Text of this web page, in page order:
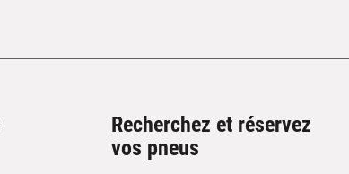
Recherchez et réservez
vos pneus